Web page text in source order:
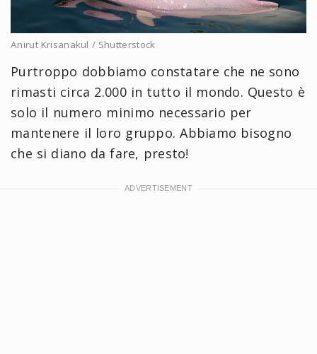
Anirut Krisanakul / Shutterstock
Purtroppo dobbiamo constatare che ne sono
rimasti circa 2.000 in tutto il mondo. Questo è
solo il numero minimo necessario per
mantenere il loro gruppo. Abbiamo bisogno
che si diano da fare, presto!